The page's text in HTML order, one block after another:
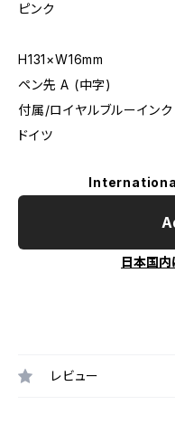
ピンク
H131×W16mm
ペン先 A (中字)
付属/ロイヤルブルーインク
ドイツ
日本国
レビュー